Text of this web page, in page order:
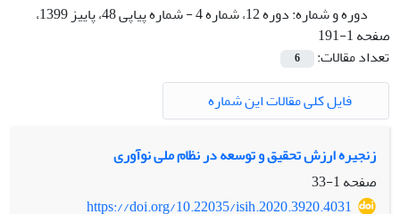
دوره و شماره:
دوره 12، شماره 4 - شماره پیاپی 48، پاییز 1399،
صفحه 1-191
تعداد مقالات:
6
فایل کلی مقالات این شماره
زنجیره ارزش تحقیق و توسعه در نظام ملی نوآوری
صفحه1-33
https://doi.org/10.22035/isih.2020.3920.4031